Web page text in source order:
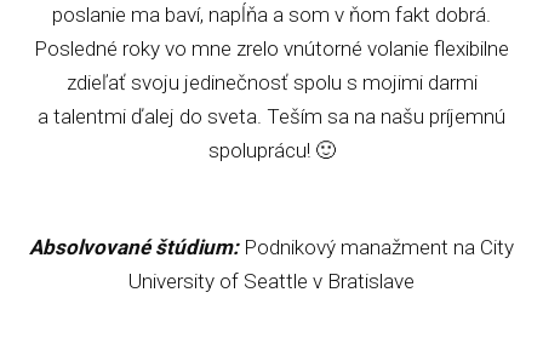
poslanie ma baví, napĺňa a som v ňom fakt dobrá.
Posledné roky vo mne zrelo vnútorné volanie flexibilne
zdieľať svoju jedinečnosť spolu s mojimi darmi
a talentmi ďalej do sveta. Teším sa na našu príjemnú
spoluprácu! 🙂
Absolvované štúdium: Podnikový manažment na City
University of Seattle v Bratislave